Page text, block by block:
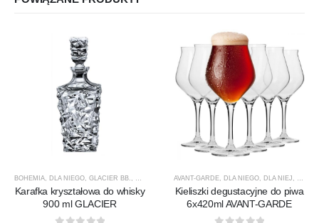
BOHEMIA, DLA NIEGO, GLACIER BB. , KARAFKI KARAFKI DO WHISKY ,PREZENTY,
Karafka kryształowa do whisky
900 ml GLACIER
AVANT-GARDE, DLA NIEGO, DLA NIEJ ,
Kieliszki degustacyjne do piwa
6x420ml AVANT-GARDE